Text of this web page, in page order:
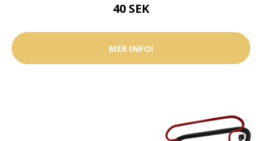
40 SEK
MER INFO!